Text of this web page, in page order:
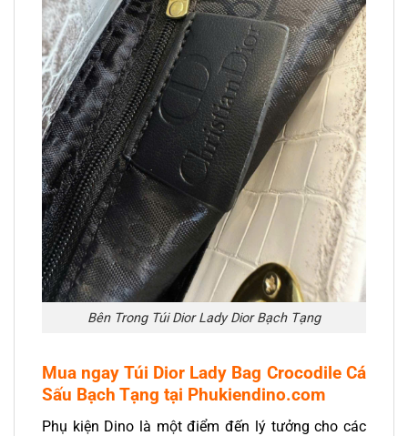
Bên Trong Túi Dior Lady Dior Bạch Tạng
Mua ngay Túi Dior Lady Bag Crocodile Cá
Sấu Bạch Tạng tại Phukiendino.com
Phụ kiện Dino là một điểm đến lý tưởng cho các